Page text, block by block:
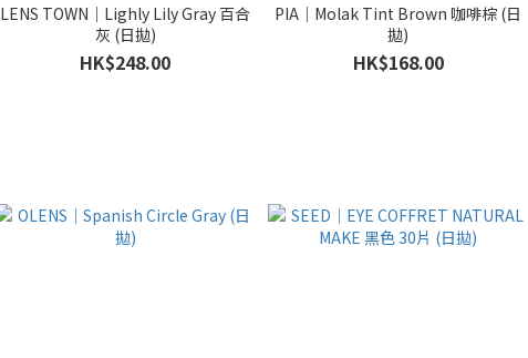
LENS TOWN｜Lighly Lily Gray 百合
灰 (日拋)
HK$248.00
PIA｜Molak Tint Brown 咖啡棕 (日
拋)
HK$168.00